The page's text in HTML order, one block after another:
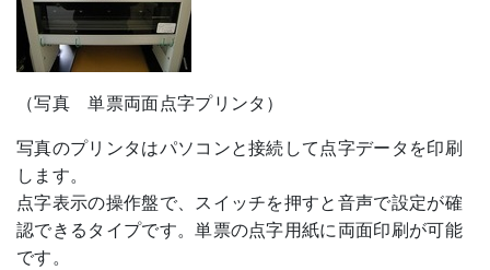
（写真 単票両面点字プリンタ）
写真のプリンタはパソコンと接続して点字データを印刷
します。
点字表示の操作盤で、スイッチを押すと音声で設定が確
認できるタイプです。単票の点字用紙に両面印刷が可能
です。